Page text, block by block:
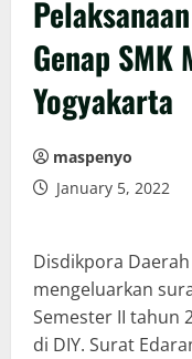
Genap SMK
Yogyakarta
maspenyo
January 5, 2022
Disdikpora
mengeluarkan
Semester II tahun
di DIY. Surat